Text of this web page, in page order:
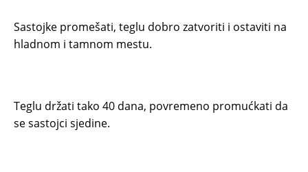
Sastojke promešati, teglu dobro zatvoriti i ostaviti na
hladnom i tamnom mestu.
Teglu držati tako 40 dana, povremeno promućkati da
se sastojci sjedine.